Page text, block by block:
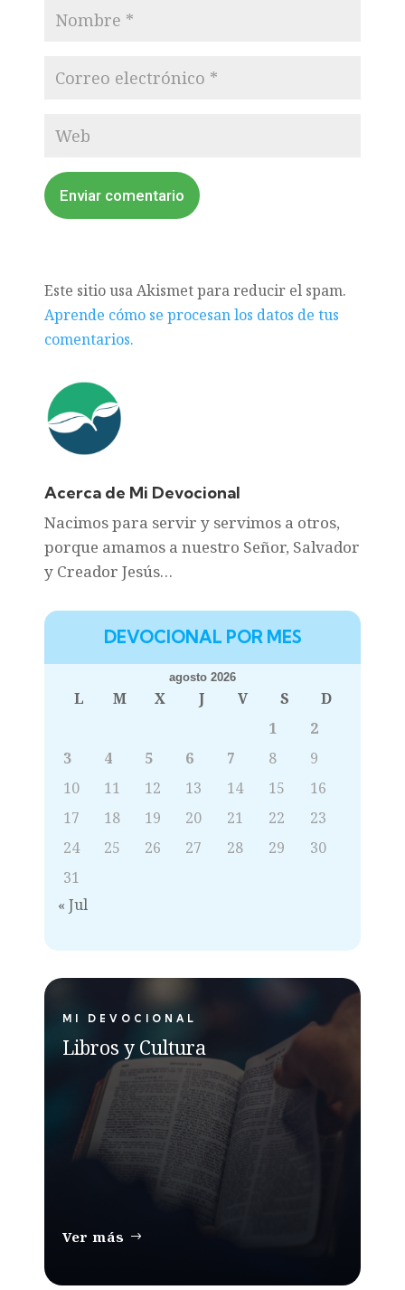
Enviar comentario
Este sitio usa Akismet para reducir el spam.
Aprende cómo se procesan los datos de tus
comentarios.
Acerca de Mi Devocional
Nacimos para servir y servimos a otros,
porque amamos a nuestro Señor, Salvador
y Creador Jesús…
DEVOCIONAL POR MES
agosto 2026
L M X J V S
D
1
2
3
4 5 6 7 8
9
10
11 12 13 14 15
16
17
18 19 20 21 22
23
24
25 26 27 28 29
30
31
« Jul
MI DEVOCIONAL
Libros y Cultura
Ver más